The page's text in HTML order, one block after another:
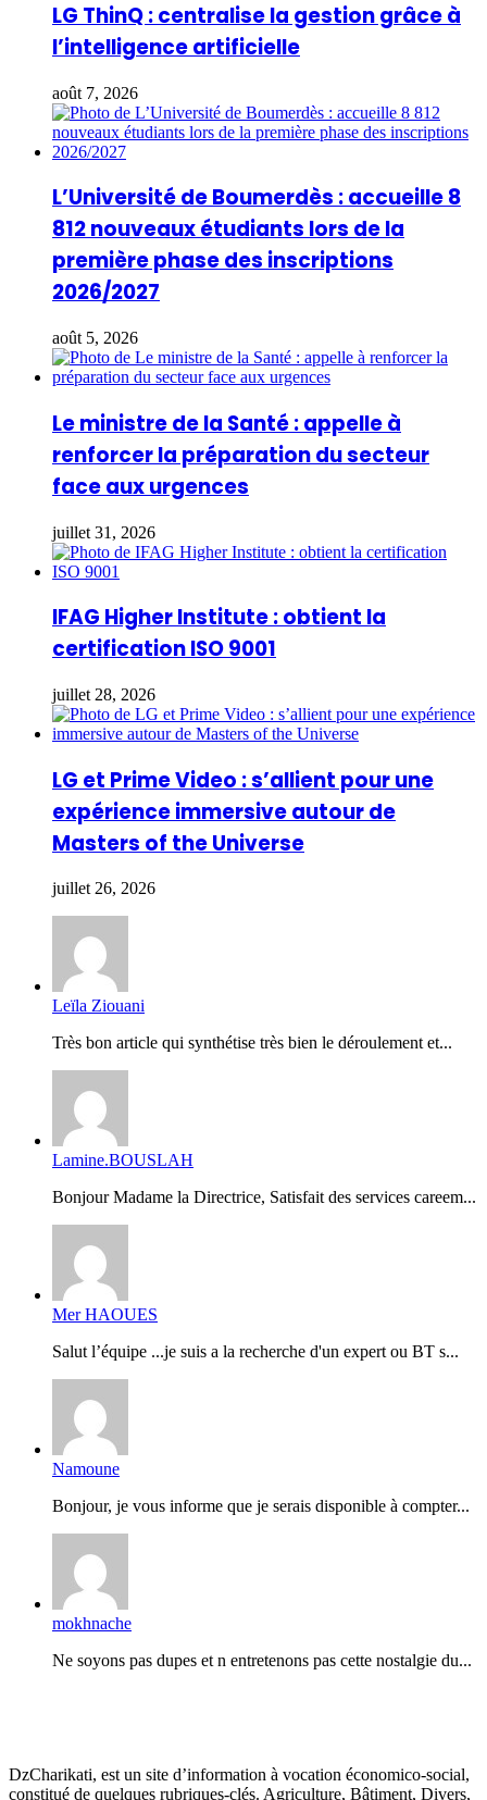
LG ThinQ : centralise la gestion grâce à
l’intelligence artificielle
août 7, 2026
L’Université de Boumerdès : accueille 8
812 nouveaux étudiants lors de la
première phase des inscriptions
2026/2027
août 5, 2026
Le ministre de la Santé : appelle à
renforcer la préparation du secteur
face aux urgences
juillet 31, 2026
IFAG Higher Institute : obtient la
certification ISO 9001
juillet 28, 2026
LG et Prime Video : s’allient pour une
expérience immersive autour de
Masters of the Universe
juillet 26, 2026
Leïla Ziouani
Très bon article qui synthétise très bien le déroulement et...
Lamine.BOUSLAH
Bonjour Madame la Directrice, Satisfait des services careem...
Mer HAOUES
Salut l’équipe ...je suis a la recherche d'un expert ou BT s...
Namoune
Bonjour, je vous informe que je serais disponible à compter...
mokhnache
Ne soyons pas dupes et n entretenons pas cette nostalgie du...
DzCharikati, est un site d’information à vocation économico-social,
constitué de quelques rubriques-clés. Agriculture, Bâtiment, Divers,